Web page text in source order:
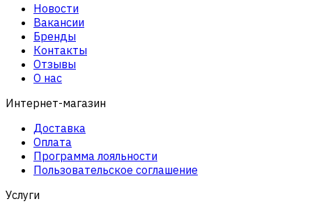
Новости
Вакансии
Бренды
Контакты
Отзывы
О нас
Интернет-магазин
Доставка
Оплата
Программа лояльности
Пользовательское соглашение
Услуги